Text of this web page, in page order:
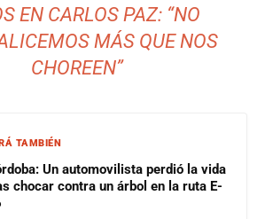
EN CARLOS PAZ: “NO
MÁS QUE NOS
CHOREEN”
TAMBIÉN
Un automovilista perdió la vida
chocar contra un árbol en la ruta E-